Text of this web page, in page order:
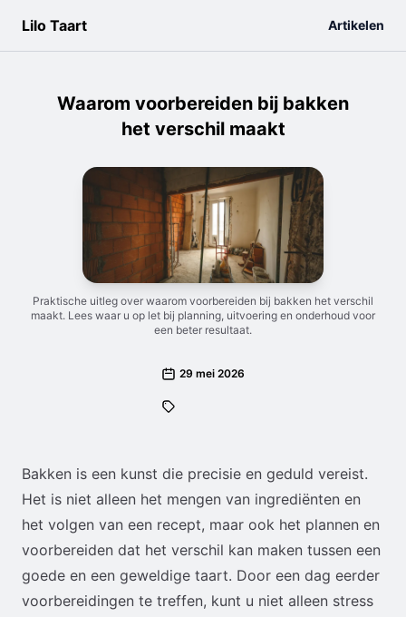
Lilo Taart Artikelen
Waarom voorbereiden bij bakken
het verschil maakt
Praktische uitleg over waarom voorbereiden bij bakken het verschil
maakt. Lees waar u op let bij planning, uitvoering en onderhoud voor
een beter resultaat.
29 mei 2026
Bakken is een kunst die precisie en geduld vereist.
Het is niet alleen het mengen van ingrediënten en
het volgen van een recept, maar ook het plannen en
voorbereiden dat het verschil kan maken tussen een
goede en een geweldige taart. Door een dag eerder
voorbereidingen te treffen, kunt u niet alleen stress